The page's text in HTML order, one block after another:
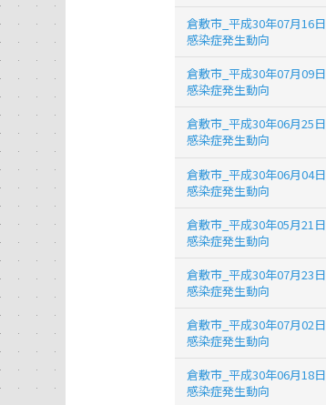
倉敷市_平成30年07月16日_
感染症発生動向
倉敷市_平成30年07月09日_
感染症発生動向
倉敷市_平成30年06月25日_
感染症発生動向
倉敷市_平成30年06月04日_
感染症発生動向
倉敷市_平成30年05月21日_
感染症発生動向
倉敷市_平成30年07月23日_
感染症発生動向
倉敷市_平成30年07月02日_
感染症発生動向
倉敷市_平成30年06月18日_
感染症発生動向